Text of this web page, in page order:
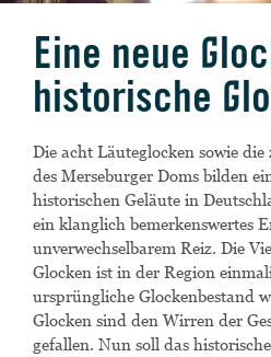
Eine neue
historische
Die acht Läuteglocken sowie
des Merseburger Doms bilden
historischen Geläute in
ein klanglich bemerkenswertes
unverwechselbarem Reiz. Die
Glocken ist in der Region
ursprüngliche Glockenbestand
Glocken sind den Wirren der
gefallen. Nun soll das